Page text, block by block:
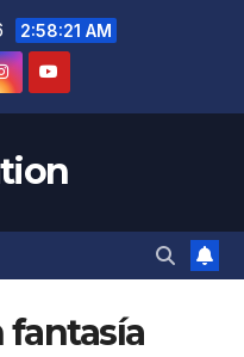
2:58:22 AM
fantasía